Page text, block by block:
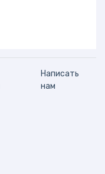
Написать
нам